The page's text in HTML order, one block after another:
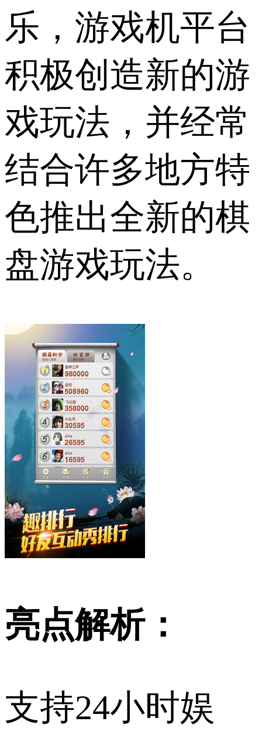
乐，游戏机平台
积极创造新的游
戏玩法，并经常
结合许多地方特
色推出全新的棋
盘游戏玩法。
亮点解析：
支持24小时娱